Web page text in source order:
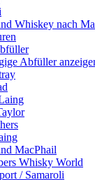
Whiskey nach
Abfüller
MacPhail
Whisky World
/ Samaroli